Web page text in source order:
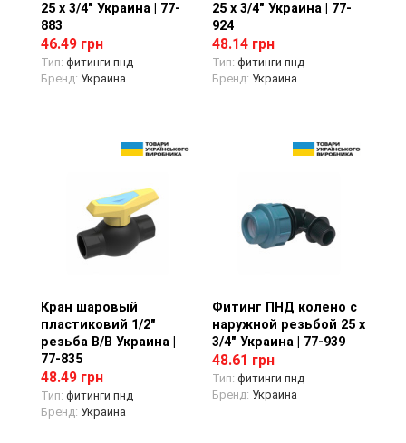
25 х 3/4" Украина | 77-
883
46.49 грн
Тип: фитинги пнд
Бренд: Украина
25 х 3/4" Украина | 77-
924
48.14 грн
Тип: фитинги пнд
Бренд: Украина
Просмотр товара
Кран шаровый
пластиковий 1/2"
резьба В/В Украина |
77-835
48.49 грн
Тип: фитинги пнд
Бренд: Украина
Просмотр товара
Фитинг ПНД колено с
наружной резьбой 25 х
3/4" Украина | 77-939
48.61 грн
Тип: фитинги пнд
Бренд: Украина